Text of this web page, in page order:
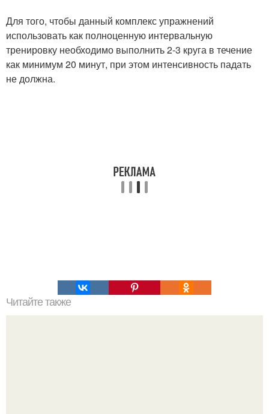
Для того, чтобы данный комплекс упражнений
использовать как полноценную интервальную
тренировку необходимо выполнить 2-3 круга в течение
как минимум 20 минут, при этом интенсивность падать
не должна.
Читайте также